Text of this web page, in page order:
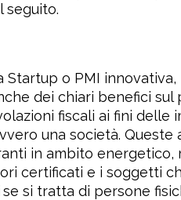
seguito.
o PMI
dei chiari benefici
fiscali ai fini
una società.
in ambito energetico,
certificati e i soggetti
si tratta di persone